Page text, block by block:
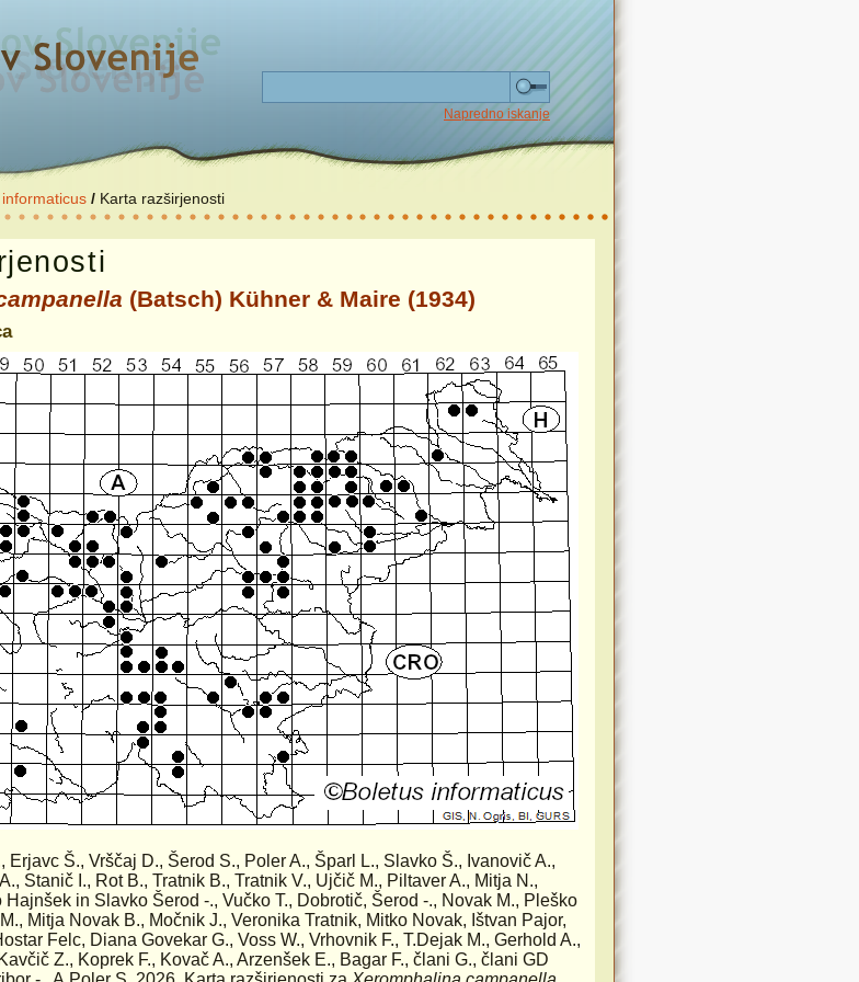
Napredno iskanje
/ Karta razširjenosti
(Batsch) Kühner & Maire (1934)
Erjavc Š., Vrščaj D., Šerod S., Poler A., Šparl L., Slavko Š., Ivanovič A.,
Stanič I., Rot B., Tratnik B., Tratnik V., Ujčič M., Piltaver A., Mitja N.,
in Slavko Šerod -., Vučko T., Dobrotič, Šerod -., Novak M., Pleško
Mitja Novak B., Močnik J., Veronika Tratnik, Mitko Novak, Ištvan Pajor,
Felc, Diana Govekar G., Voss W., Vrhovnik F., T.Dejak M., Gerhold A.,
Z., Koprek F., Kovač A., Arzenšek E., Bagar F., člani G., člani GD